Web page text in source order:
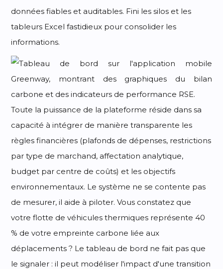
données fiables et auditables. Fini les silos et les
tableurs Excel fastidieux pour consolider les
informations.
Toute la puissance de la plateforme réside dans sa
capacité à intégrer de manière transparente les
règles financières (plafonds de dépenses, restrictions
par type de marchand, affectation analytique,
budget par centre de coûts) et les objectifs
environnementaux. Le système ne se contente pas
de mesurer, il aide à piloter. Vous constatez que
votre flotte de véhicules thermiques représente 40
% de votre empreinte carbone liée aux
déplacements ? Le tableau de bord ne fait pas que
le signaler : il peut modéliser l'impact d'une transition